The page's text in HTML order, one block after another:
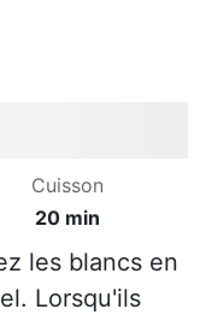
Cuisson
20 min
les blancs en
Lorsqu'ils